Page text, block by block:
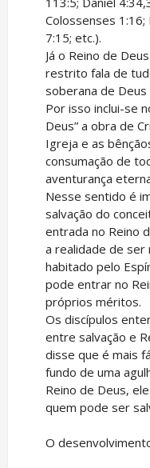
Colossenses
7:15; etc.).
Já o Reino de
restrito fala de
soberana de
Por isso inclui-se
Deus” a obra de
Igreja e as
consumação de
aventurança
Nesse sentido é
salvação do
entrada no Reino
a realidade de
habitado pelo
pode entrar no
próprios méritos.
Os discípulos
entre salvação e
disse que é mais
fundo de uma
Reino de Deus,
quem pode ser
O